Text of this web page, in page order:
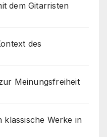
dem Gitarristen
des
Meinungsfreiheit
klassische Werke in